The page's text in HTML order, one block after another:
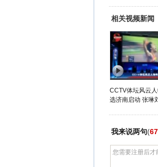
相关视频新闻
CCTV体坛风云
选济南启动 张琳
我来说两句(67